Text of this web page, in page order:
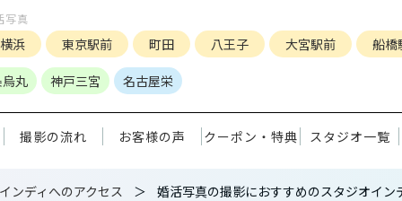
写真
横浜 東京駅前 町田 八王子 大宮駅前 船橋
丸 神戸三宮 名古屋栄
撮影の流れ お客様の声 クーポン・特典 スタジオ一覧
ンディへのアクセス 婚活写真の撮影におすすめのスタジオイ